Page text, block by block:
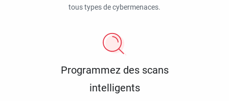
tous types de cybermenaces.
Programmez des scans
intelligents